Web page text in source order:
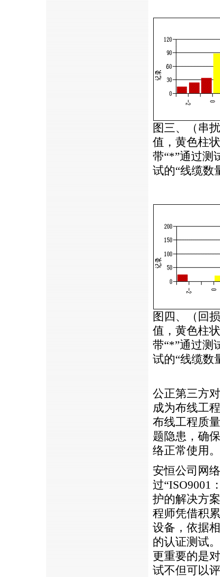
图三、（串
值，黄色柱
带“*”通过测
试的“线缆数
图四、（回
值，黄色柱
带“*”通过测
试的“线缆数
公正第三方
成为布线工
布线工程质
题隐患，确
络正常使用。
安恒公司网
过“ISO9001
护的解决方
程师凭借积
设备，依据
的认证测试
更重要的是
试不但可以